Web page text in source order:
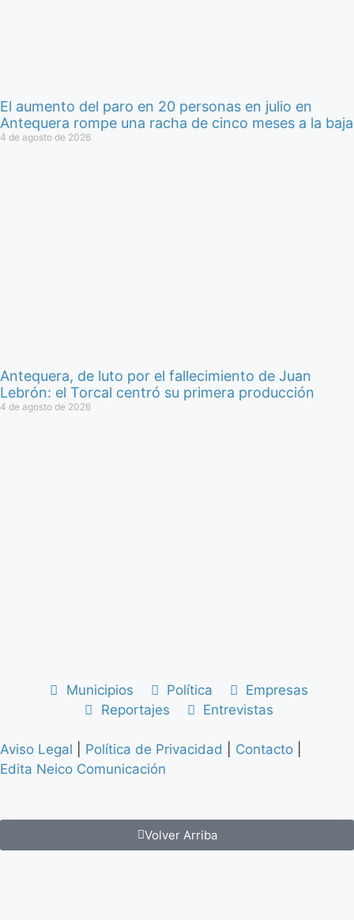
El aumento del paro en 20 personas en julio en
Antequera rompe una racha de cinco meses a la baja
4 de agosto de 2026
Antequera, de luto por el fallecimiento de Juan
Lebrón: el Torcal centró su primera producción
4 de agosto de 2026
Municipios Política
Empresas
Reportajes
Entrevistas
Aviso Legal Política de Privacidad Contacto
Edita Neico Comunicación
Volver Arriba